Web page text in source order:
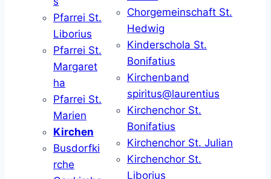
Pfarrei St.
Liborius
Pfarrei St.
Margaret
ha
Pfarrei St.
Marien
Kirchen
Busdorfki
rche
Chorgemeinschaft St.
Hedwig
Kinderschola St.
Bonifatius
Kirchenband
spiritus@laurentius
Kirchenchor St.
Bonifatius
Kirchenchor St. Julian
Kirchenchor St.
Liborius